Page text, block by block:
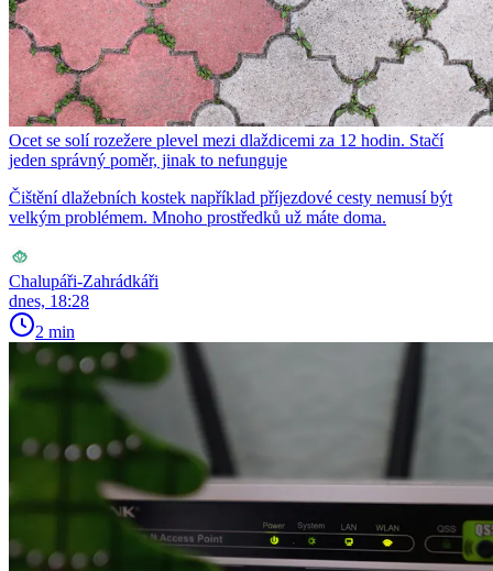
Ocet se solí rozežere plevel mezi dlaždicemi za 12 hodin. Stačí
jeden správný poměr, jinak to nefunguje
Čištění dlažebních kostek například příjezdové cesty nemusí být
velkým problémem. Mnoho prostředků už máte doma.
Chalupáři-Zahrádkáři
dnes, 18:28
2 min